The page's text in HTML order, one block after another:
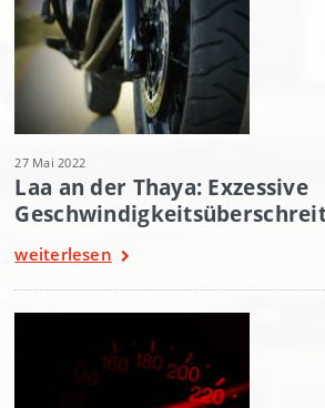
27 Mai 2022
Laa an der Thaya: Exzessive
weiterlesen